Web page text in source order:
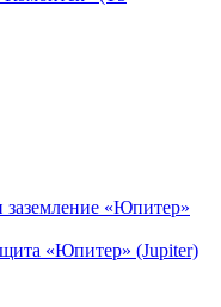
«Юпитер»
«Юпитер» (Jupiter)